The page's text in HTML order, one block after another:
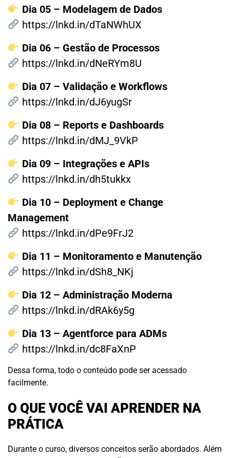
Dia 05 – Modelagem de Dados
https://lnkd.in/dTaNWhUX
Dia 06 – Gestão de Processos
https://lnkd.in/dNeRYm8U
Dia 07 – Validação e Workflows
https://lnkd.in/dJ6yugSr
Dia 08 – Reports e Dashboards
https://lnkd.in/dMJ_9VkP
Dia 09 – Integrações e APIs
https://lnkd.in/dh5tukkx
Dia 10 – Deployment e Change
Management
https://lnkd.in/dPe9FrJ2
Dia 11 – Monitoramento e Manutenção
https://lnkd.in/dSh8_NKj
Dia 12 – Administração Moderna
https://lnkd.in/dRAk6y5g
Dia 13 – Agentforce para ADMs
https://lnkd.in/dc8FaXnP
Dessa forma, todo o conteúdo pode ser acessado
facilmente.
O QUE VOCÊ VAI APRENDER NA
PRÁTICA
Durante o curso, diversos conceitos serão abordados. Além